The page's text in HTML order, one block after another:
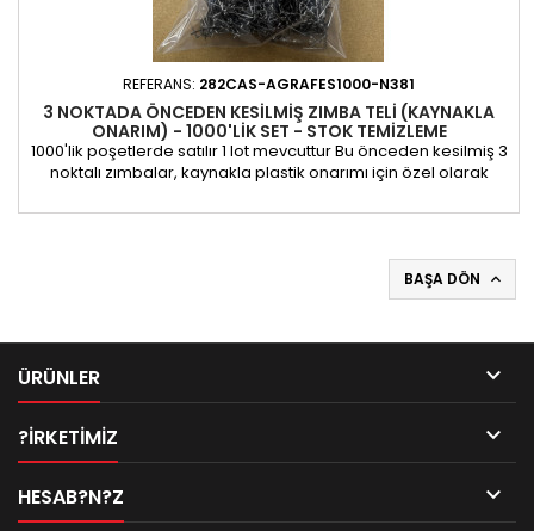
REFERANS: 282CAS-AGRAFES1000-N381
3 NOKTADA ÖNCEDEN KESILMIŞ ZIMBA TELI (KAYNAKLA
ONARIM) - 1000'LIK SET - STOK TEMIZLEME
1000'lik poşetlerde satılır 1 lot mevcuttur Bu önceden kesilmiş 3
noktalı zımbalar, kaynakla plastik onarımı için özel olarak
basitleştirerek profesyonellerin işini kolaylaştırır: kaynaktan
Uygulamalar : Tamponlar, gösterge panelleri...
BAŞA DÖN 
ÜRÜNLER 
?IRKETIMIZ 
HESAB?N?Z 